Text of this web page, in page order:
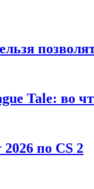
Tale: во
по CS 2